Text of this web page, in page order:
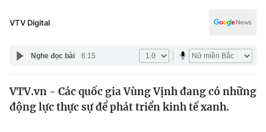
Pháp luật
Y tế
Thế giới
VTV Digital
Nghe đọc bài 6:15
VTV.vn - Các quốc gia Vùng Vịnh đang có những
động lực thực sự để phát triển kinh tế xanh.